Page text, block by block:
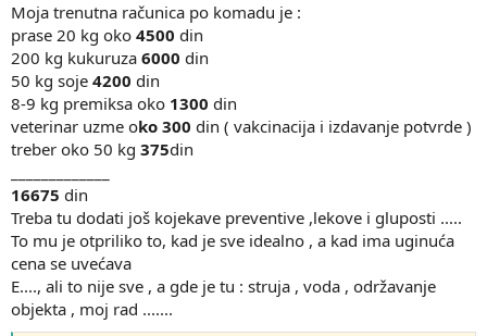
Moja trenutna računica po komadu je :
prase 20 kg oko 4500 din
200 kg kukuruza 6000 din
50 kg soje 4200 din
8-9 kg premiksa oko 1300 din
veterinar uzme oko 300 din ( vakcinacija i izdavanje potvrde )
treber oko 50 kg 375din
16675 din
Treba tu dodati još kojekave preventive ,lekove i gluposti .....
To mu je otpriliko to, kad je sve idealno , a kad ima uginuća
cena se uvećava
E...., ali to nije sve , a gde je tu : struja , voda , održavanje
objekta , moj rad .......